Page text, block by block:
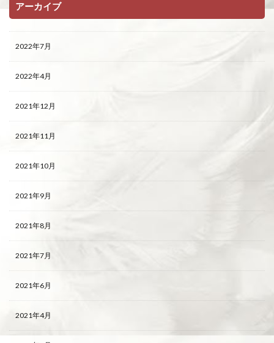
アーカイブ
2022年7月
2022年4月
2021年12月
2021年11月
2021年10月
2021年9月
2021年8月
2021年7月
2021年6月
2021年4月